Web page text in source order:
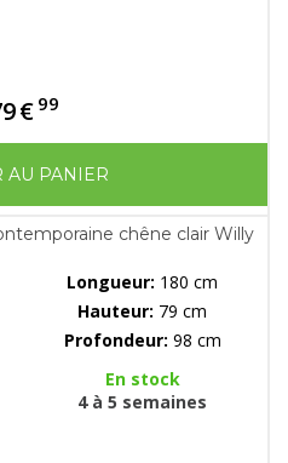
€ 99
AU PANIER
chêne clair Willy
Longueur: 180 cm
Hauteur: 79 cm
Profondeur: 98 cm
En stock
4 à 5 semaines